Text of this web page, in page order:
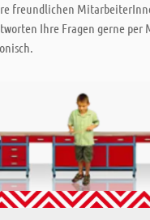
freundlichen
Ihre Fragen gerne per